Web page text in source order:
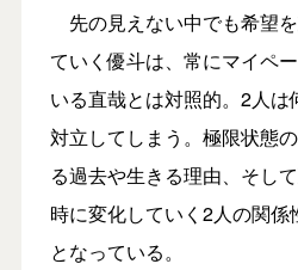
先の見えない中でも希望
ていく優斗は、常にマイペ
いる直哉とは対照的。2人
対立してしまう。極限状態
る過去や生きる理由、そし
時に変化していく2人の関
となっている。